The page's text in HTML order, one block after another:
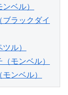
ベル）
ブラックダイ
ル）
モンベル）
ンベル）